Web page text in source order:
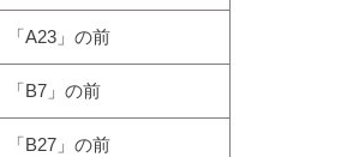
「A23」の前
「B7」の前
「B27」の前